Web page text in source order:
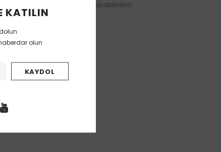
olan süper gücü doyasıya yaşayabilirsiniz.
taşıyabilme.
KATILIN
olun